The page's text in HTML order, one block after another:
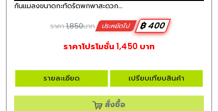
กันแมลงขนาดกะทัดรัดพกพาสะดวก...
ราคา1,850บาท ประหยัดไป
฿ 400
ราคาโปรโมชั่น 1,450 บาท
รายละเอียด เปรียบเทียบสินค้า
สั่งซื้อ